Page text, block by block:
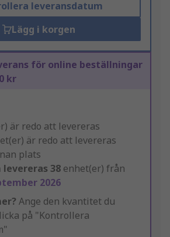
leveransdatum
Lägg i korgen
för online beställningar
kr
är redo att levereras
är redo att levereras
plats
levereras 38 enhet(er) från
2026
Ange den kvantitet du
på "Kontrollera